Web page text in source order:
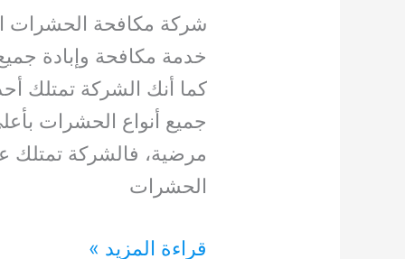
شركة مكافحة الحشرات
خدمة مكافحة وإبادة
كما أنك الشركة تمتلك
جميع أنواع الحشرات
مرضية، فالشركة تمتلك
الحشرات
شركة
قراءة المزيد »